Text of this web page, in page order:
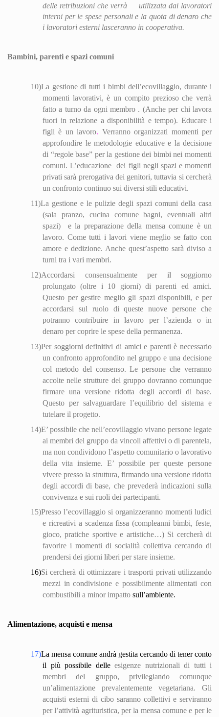
delle retribuzioni che verrà
utilizzata dai lavoratori
interni per le spese personali e la quota di denaro che
i lavoratori esterni lasceranno in cooperativa.
Bambini, parenti e spazi comuni
10)La gestione di tutti i bimbi dell’ecovillaggio, durante i
momenti lavorativi, è un compito prezioso che verrà
fatto a turno da ogni membro . (Anche per chi lavora
fuori in relazione a disponibilità e tempo). Educare i
figli è un lavoro. Verranno organizzati momenti per
approfondire le metodologie educative e la decisione
di “regole base” per la gestione dei bimbi nei momenti
comuni. L’educazione
dei figli negli spazi e momenti
privati sarà prerogativa dei genitori, tuttavia si cercherà
un confronto continuo sui diversi stili educativi.
11)La gestione e le pulizie degli spazi comuni della casa
(sala pranzo, cucina comune bagni, eventuali altri
spazi)
e la preparazione della mensa comune è un
lavoro. Come tutti i lavori viene meglio se fatto con
amore e dedizione. Anche quest’aspetto sarà diviso a
turni tra i vari membri.
12)Accordarsi consensualmente per il soggiorno
prolungato (oltre i 10 giorni) di parenti ed amici.
Questo per gestire meglio gli spazi disponibili, e per
accordarsi sul ruolo di queste nuove persone che
potranno contribuire in lavoro per l’azienda o in
denaro per coprire le spese della permanenza.
13)Per soggiorni definitivi di amici e parenti è necessario
un confronto approfondito nel gruppo e una decisione
col metodo del consenso. Le persone che verranno
accolte nelle strutture del gruppo dovranno comunque
firmare una versione ridotta degli accordi di base.
Questo per salvaguardare l’equilibrio del sistema e
tutelare il progetto.
14)E’ possibile che nell’ecovillaggio vivano persone legate
ai membri del gruppo da vincoli affettivi o di parentela,
ma non condividono l’aspetto comunitario o lavorativo
della vita insieme. E’ possibile per queste persone
vivere presso la struttura, firmando una versione ridotta
degli accordi di base, che prevederà indicazioni sulla
convivenza e sui ruoli dei partecipanti.
15)Presso l’ecovillaggio si organizzeranno momenti ludici
e ricreativi a scadenza fissa (compleanni bimbi, feste,
gioco, pratiche sportive e artistiche…) Si cercherà di
favorire i momenti di socialità collettiva cercando di
prendersi dei giorni liberi per stare insieme.
16)Si cercherà di ottimizzare i trasporti privati utilizzando
mezzi in condivisione e possibilmente alimentati con
combustibili a minor impatto sull’ambiente.
Alimentazione, acquisti e mensa
17)La mensa comune andrà gestita cercando di tener conto
il più possibile delleesigenze nutrizionali di tutti i
membri del gruppo, privilegiando comunque
un’alimentazione prevalentemente vegetariana. Gli
acquisti esterni di cibo saranno collettivi e serviranno
per l’attività agrituristica, per la mensa comune e per le